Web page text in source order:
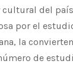
del
por el
la
de